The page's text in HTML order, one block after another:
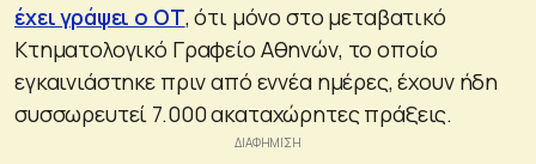
έχει γράψει ο ΟΤ, ότι μόνο στο μεταβατικό
Κτηματολογικό Γραφείο Αθηνών, το οποίο
εγκαινιάστηκε πριν από εννέα ημέρες, έχουν ήδη
συσσωρευτεί 7.000 ακαταχώρητες πράξεις.